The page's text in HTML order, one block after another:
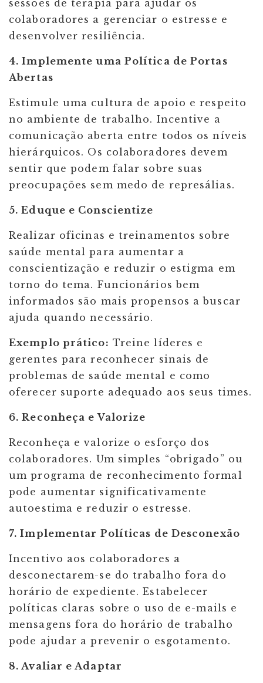
sessões de terapia para ajudar os
colaboradores a gerenciar o estresse e
desenvolver resiliência.
4. Implemente uma Política de Portas
Abertas
Estimule uma cultura de apoio e respeito
no ambiente de trabalho. Incentive a
comunicação aberta entre todos os níveis
hierárquicos. Os colaboradores devem
sentir que podem falar sobre suas
preocupações sem medo de represálias.
5. Eduque e Conscientize
Realizar oficinas e treinamentos sobre
saúde mental para aumentar a
conscientização e reduzir o estigma em
torno do tema. Funcionários bem
informados são mais propensos a buscar
ajuda quando necessário.
Exemplo prático: Treine líderes e
gerentes para reconhecer sinais de
problemas de saúde mental e como
oferecer suporte adequado aos seus times.
6. Reconheça e Valorize
Reconheça e valorize o esforço dos
colaboradores. Um simples “obrigado” ou
um programa de reconhecimento formal
pode aumentar significativamente
autoestima e reduzir o estresse.
7. Implementar Políticas de Desconexão
Incentivo aos colaboradores a
desconectarem-se do trabalho fora do
horário de expediente. Estabelecer
políticas claras sobre o uso de e-mails e
mensagens fora do horário de trabalho
pode ajudar a prevenir o esgotamento.
8. Avaliar e Adaptar